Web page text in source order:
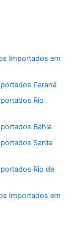
Importados em
Paraná
Rio
Bahia
Santa
Rio de
Importados em